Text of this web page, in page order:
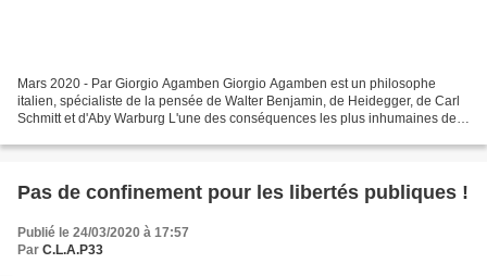
Mars 2020 - Par Giorgio Agamben Giorgio Agamben est un philosophe
italien, spécialiste de la pensée de Walter Benjamin, de Heidegger, de Carl
Schmitt et d'Aby Warburg L'une des conséquences les plus inhumaines de
Pas de confinement pour les libertés publiques !
Publié le 24/03/2020 à 17:57
Par C.L.A.P33